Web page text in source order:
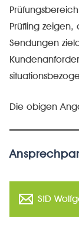
Prüfling zeigen,
Sendungen
Die obigen
StD